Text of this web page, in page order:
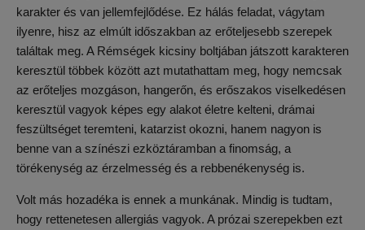
karakter és van jellemfejlődése. Ez hálás feladat, vágytam
ilyenre, hisz az elmúlt időszakban az erőteljesebb szerepek
találtak meg. A Rémségek kicsiny boltjában játszott karakteren
keresztül többek között azt mutathattam meg, hogy nemcsak
az erőteljes mozgáson, hangerőn, és erőszakos viselkedésen
keresztül vagyok képes egy alakot életre kelteni, drámai
feszültséget teremteni, katarzist okozni, hanem nagyon is
benne van a színészi ezköztáramban a finomság, a
törékenység az érzelmesség és a rebbenékenység is.
Volt más hozadéka is ennek a munkának. Mindig is tudtam,
hogy rettenetesen allergiás vagyok. A prózai szerepekben ezt